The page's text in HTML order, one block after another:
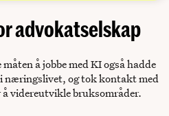
advokatselskap
å jobbe med KI også hadde
næringslivet, og tok kontakt med
videreutvikle bruksområder.